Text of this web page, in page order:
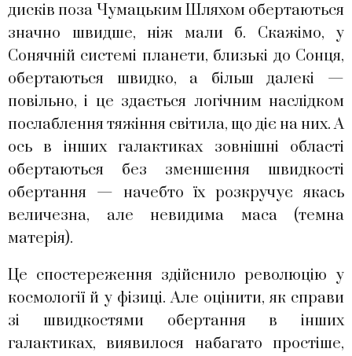
дисків поза Чумацьким Шляхом обертаються
значно швидше, ніж мали б. Скажімо, у
Сонячній системі планети, близькі до Сонця,
обертаються швидко, а більш далекі —
повільно, і це здається логічним наслідком
послаблення тяжіння світила, що діє на них. А
ось в інших галактиках зовнішні області
обертаються без зменшення швидкості
обертання — начебто їх розкручує якась
величезна, але невидима маса (темна
матерія).
Це спостереження здійснило революцію у
космології й у фізиці. Але оцінити, як справи
зі швидкостями обертання в інших
галактиках, виявилося набагато простіше,